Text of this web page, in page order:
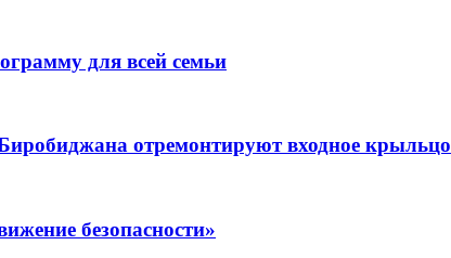
для всей семьи
отремонтируют входное крыльцо
безопасности»